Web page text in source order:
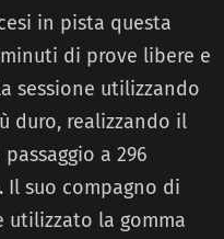
in pista questa
di prove libere e
sessione utilizzando
duro, realizzando il
a 296
. Il suo compagno di
utilizzato la gomma